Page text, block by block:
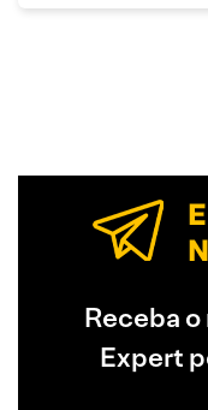
Receba
Expert